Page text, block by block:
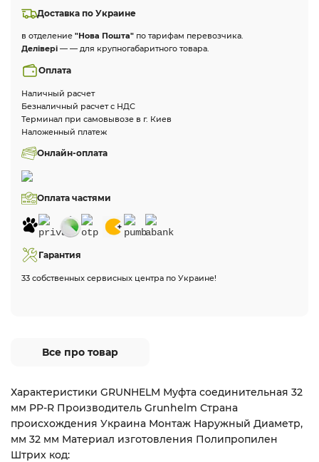
Доставка по Украине
в отделение "Нова Пошта" по тарифам перевозчика.
Делівері — — для крупногабаритного товара.
Оплата
Наличный расчет
Безналичный расчет с НДС
Терминал при самовывозе в г. Киев
Наложенный платеж
Онлайн-оплата
Оплата частями
Гарантия
33 собственных сервисных центра по Украине!
Все про товар
Характеристики GRUNHELM Муфта соединительная 32
мм PP-R Производитель Grunhelm Страна
происхождения Украина Монтаж Наружный Диаметр,
мм 32 мм Материал изготовления Полипропилен
Штрих код: